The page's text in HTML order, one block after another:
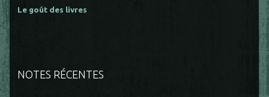
Le goût des livres
NOTES RÉCENTES